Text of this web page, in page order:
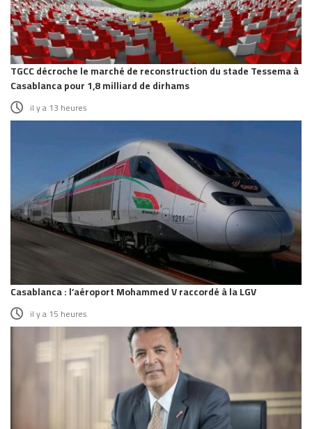
TGCC décroche le marché de reconstruction du stade Tessema à
Casablanca pour 1,8 milliard de dirhams
il y a 13 heures
Casablanca : l’aéroport Mohammed V raccordé à la LGV
il y a 15 heures